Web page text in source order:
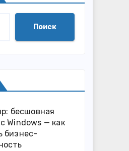
Поиск
бесшовная
Windows — как
бизнес-